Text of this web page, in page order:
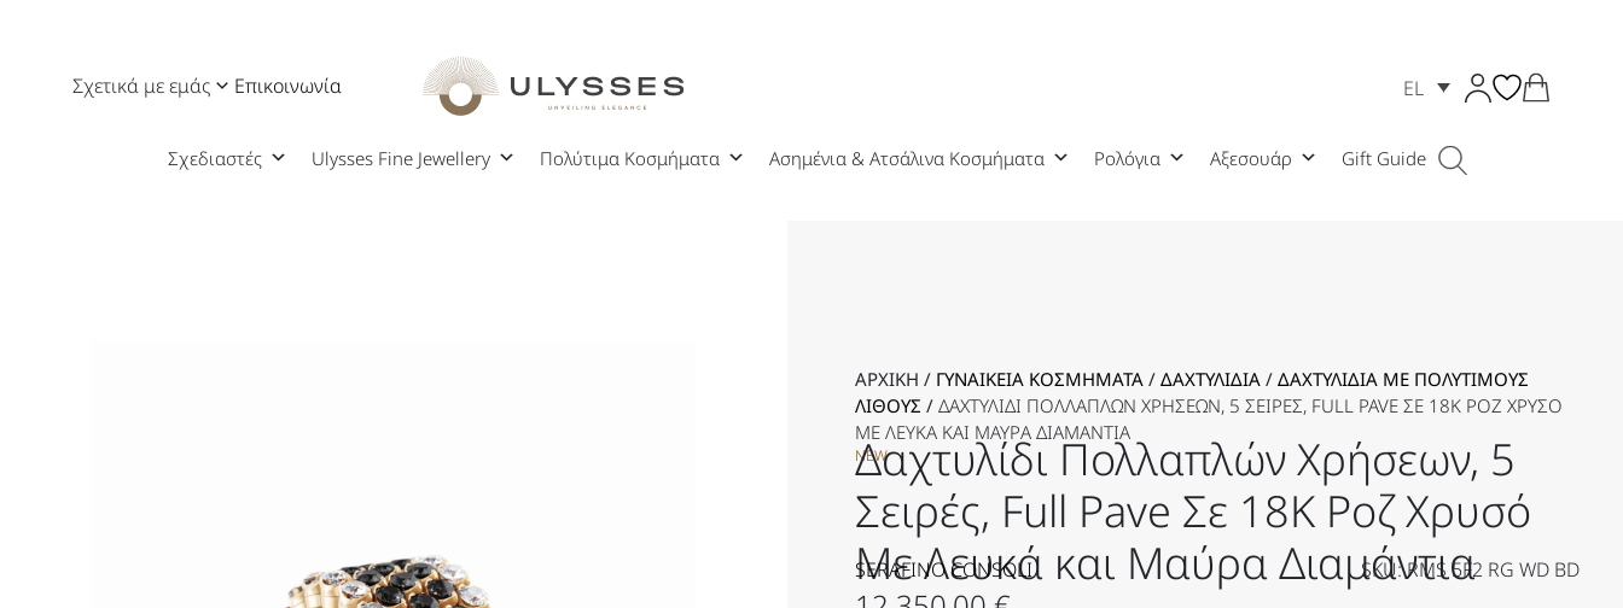
Σχετικά με εμάς Επικοινωνία EL
Σχεδιαστές Ulysses Fine Jewellery Πολύτιμα Κοσμήματα Ασημένια & Ατσάλινα Κοσμήματα Ρολόγια Αξεσουάρ Gift Guide
ΑΡΧΙΚΉ / ΓΥΝΑΙΚΕΊΑ KΟΣΜΉΜΑΤΑ / ΔΑΧΤΥΛΊΔΙΑ / ΔΑΧΤΥΛΊΔΙΑ ΜΕ ΠΟΛΎΤΙΜΟΥΣ
ΛΊΘΟΥΣ / ΔΑΧΤΥΛΊΔΙ ΠΟΛΛΑΠΛΏΝ ΧΡΉΣΕΩΝ, 5 ΣΕΙΡΈΣ, FULL PAVE ΣΕ 18K ΡΟΖ ΧΡΥΣΌ
ΜΕ ΛΕΥΚΆ ΚΑΙ ΜΑΎΡΑ ΔΙΑΜΆΝΤΙΑ
NEW
Δαχτυλίδι Πολλαπλών Χρήσεων, 5
Σειρές, Full Pave Σε 18K Ροζ Χρυσό
Με Λευκά και Μαύρα Διαμάντια
SERAFINO CONSOLI SKU: RMS 5F2 RG WD BD